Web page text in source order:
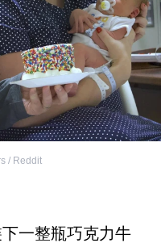
/ Reddit
一整瓶巧克力牛